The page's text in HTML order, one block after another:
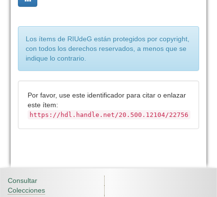
Los ítems de RIUdeG están protegidos por copyright,
con todos los derechos reservados, a menos que se
indique lo contrario.
Por favor, use este identificador para citar o enlazar
este ítem:
https://hdl.handle.net/20.500.12104/22756
Consultar
Colecciones